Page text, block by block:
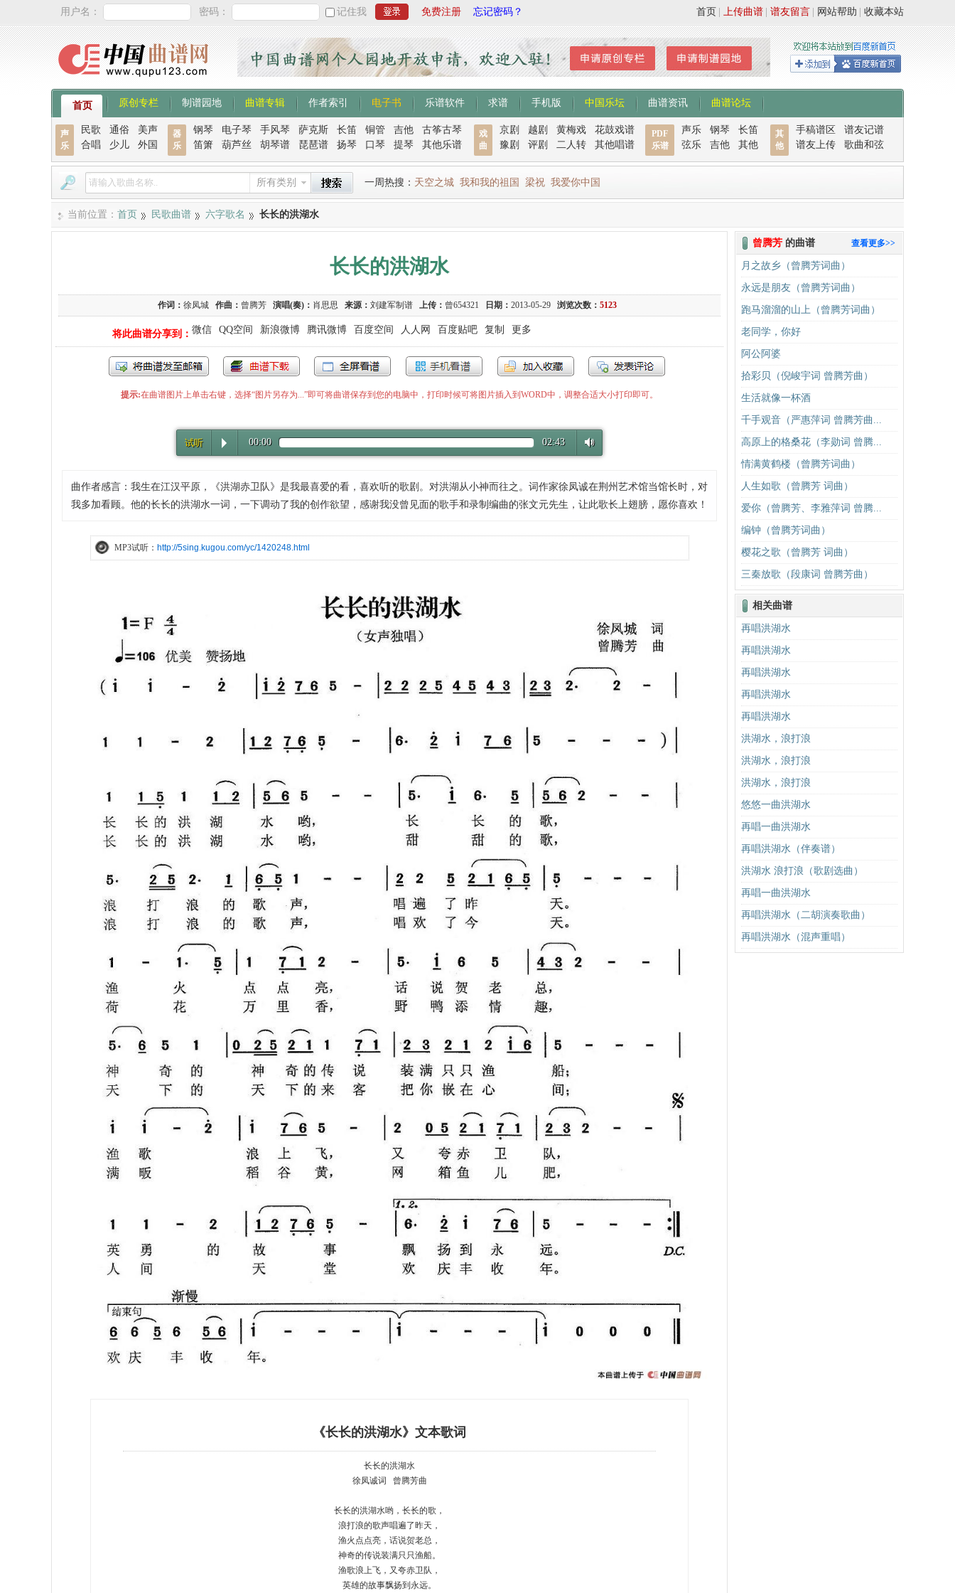
用户名： 密码： 记住我 免费注册 忘记密码？ 收藏本站
网站帮助
谱友留言
上传曲谱
首页
首页 原创专栏 制谱园地 曲谱专辑 作者索引 电子书 乐谱软件 求谱 手机版 中国乐坛 曲谱资讯 曲谱论坛
声
乐
民歌 通俗
美声
合唱
少儿 外国
器
乐
钢琴 电子琴 手风琴 萨克斯 长笛 铜管 吉他
古筝古琴
笛箫
葫芦丝 胡琴谱 琵琶谱 扬琴 口琴 提琴 其他乐谱
戏
曲
京剧 越剧 黄梅戏
花鼓戏谱
豫剧
评剧 二人转 其他唱谱
PDF
乐谱
声乐 钢琴
长笛
弦乐
吉他 其他
其
他
手稿谱区
谱友记谱
谱友上传
歌曲和弦
所有类别 一周热搜： 天空之城 我和我的祖国 梁祝 我爱你中国
当前位置： 首页 民歌曲谱 六字歌名 长长的洪湖水
长长的洪湖水
作词： 徐凤城 作曲： 曾腾芳 演唱(奏)： 肖思思 来源： 刘建军制谱 上传： 曾654321 日期： 2013-05-29 浏览次数： 5123
将此曲谱分享到： 微信 QQ空间 新浪微博 腾讯微博 百度空间 人人网 百度贴吧 复制 更多
提示:在曲谱图片上单击右键，选择“图片另存为...”即可将曲谱保存到您的电脑中，打印时候可将图片插入到WORD中，调整合适大小打印即可。
试听 00:00 02:43
曲作者感言：我生在江汉平原，《洪湖赤卫队》是我最喜爱的看，喜欢听的歌剧。对洪湖从小神而往之。词作家徐凤诚在荆州艺术馆当馆长时，对
我多加看顾。他的长长的洪湖水一词，一下调动了我的创作欲望，感谢我没曾见面的歌手和录制编曲的张文元先生，让此歌长上翅膀，愿你喜欢！
MP3试听： http://5sing.kugou.com/yc/1420248.html
《长长的洪湖水》文本歌词
长长的洪湖水
徐凤诚词 曾腾芳曲
长长的洪湖水哟，长长的歌，
浪打浪的歌声唱遍了昨天，
渔火点点亮，话说贺老总，
神奇的传说装满只只渔船。
渔歌浪上飞，又夸赤卫队，
英雄的故事飘扬到永远。
查看更多>>
曾腾芳 的曲谱
月之故乡（曾腾芳词曲）
永远是朋友（曾腾芳词曲）
跑马溜溜的山上（曾腾芳词曲）
老同学，你好
阿公阿婆
拾彩贝（倪峻宇词 曾腾芳曲）
生活就像一杯酒
千手观音（严惠萍词 曾腾芳曲...
高原上的格桑花（李勋词 曾腾...
情满黄鹤楼（曾腾芳词曲）
人生如歌（曾腾芳 词曲）
爱你（曾腾芳、李雅萍词 曾腾...
编钟（曾腾芳词曲）
樱花之歌（曾腾芳 词曲）
三秦放歌（段康词 曾腾芳曲）
相关曲谱
再唱洪湖水
再唱洪湖水
再唱洪湖水
再唱洪湖水
再唱洪湖水
洪湖水，浪打浪
洪湖水，浪打浪
洪湖水，浪打浪
悠悠一曲洪湖水
再唱一曲洪湖水
再唱洪湖水（伴奏谱）
洪湖水 浪打浪（歌剧选曲）
再唱一曲洪湖水
再唱洪湖水（二胡演奏歌曲）
再唱洪湖水（混声重唱）